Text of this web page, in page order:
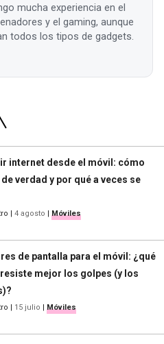
mucha experiencia en el
y el gaming, aunque
todos los tipos de gadgets.
internet desde el móvil: cómo
verdad y por qué a veces se
4 agosto Móviles
de pantalla para el móvil: ¿qué
mejor los golpes (y los
15 julio Móviles